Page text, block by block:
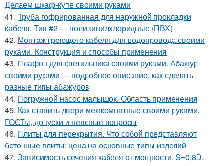
Делаем шкаф-купе своими руками
41. Труба гофрированная для наружной прокладки
кабеля. Тип #2 — поливинилхлоридные (ПВХ)
42. Монтаж греющего кабеля для водопровода своими
руками. Конструкция и способы применения
43. Плафон для светильника своими руками. Абажур
своими руками — подробное описание, как сделать
разные типы абажуров
44. Погружной насос малышок. Область применения
45. Как ставить двери межкомнатные своими руками.
ГОСТы, допуски и неясные вопросы
46. Плиты для перекрытия. Что собой представляют
бетонные плиты: цена на основные типы изделий
47. Зависимость сечения кабеля от мощности. S=0,8D.